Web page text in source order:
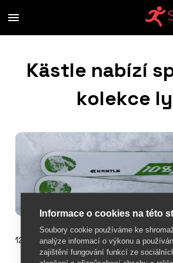
Kästle nabízí
kolekce
12. února 2018
Informace o cookies na této
Soubory cookie používáme ke
analýze informací o výkonu a
zajištění fungování funkcí ze